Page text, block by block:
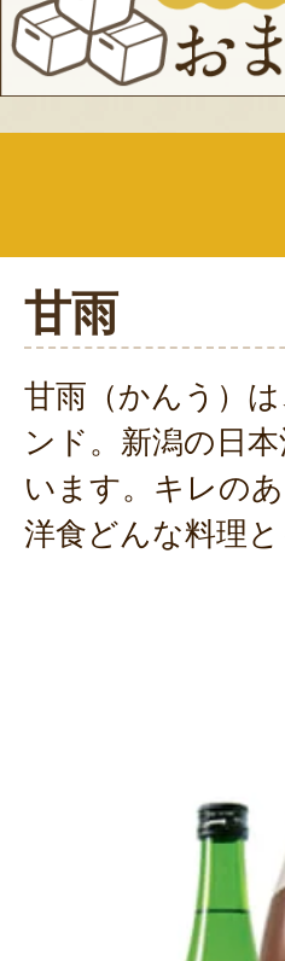
甘雨
甘雨（かんう）
ンド。新潟の日
います。キレの
洋食どんな料理と